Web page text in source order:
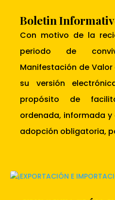
Boletin
Con motivo de la
periodo de
Manifestación de
su versión
propósito de
ordenada, informada
adopción obligatoria,